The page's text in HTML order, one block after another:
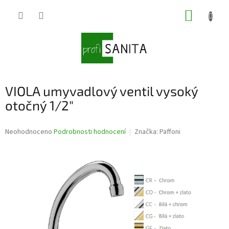
VIOLA umyvadlový ventil vysoký
otočný 1/2"
Průměrné
Neohodnoceno Podrobnosti hodnocení Značka: Paffoni